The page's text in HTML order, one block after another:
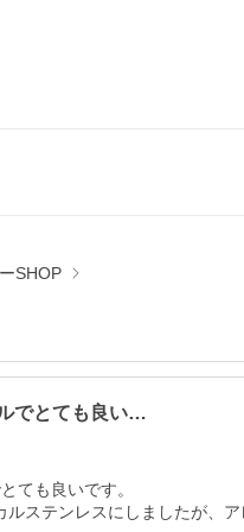
SHOP
でとても良い…
ても良いです。
ステンレスにしましたが、ア